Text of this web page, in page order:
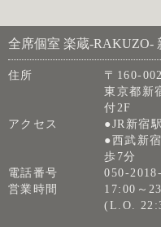
全席個室 楽蔵‐RAKUZO‐
住所
〒160-
東京都新
付2F
アクセス
●JR新宿
●西武新
歩7分
電話番号
050-
営業時間
17:00～
(L.O.